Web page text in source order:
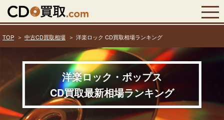
TOP 中古CD買取相場 洋楽ロック CD買取相場ランキング
洋楽ロック・ポップス
CD買取最新相場ランキング